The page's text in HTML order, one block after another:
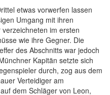
etwas vorwerfen lassen
Umgang mit ihren
im ersten
wie ihre Gegner. Die
des Abschnitts war jedoch
Kapitän setzte sich
durch, zog aus dem
Verteidiger am
dem Schläger von Leon,